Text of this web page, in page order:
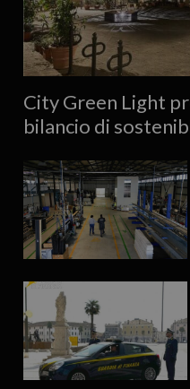
City Green Light
bilancio di